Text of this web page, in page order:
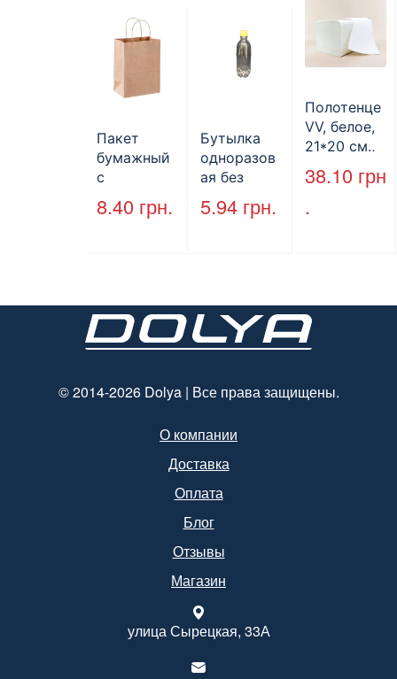
полистиро
л, черный,
250 шт./уп.
Пакет
бумажный
с
кручеными
ручками,
8.40 грн.
Бутылка
одноразов
ая без
крышки,
ПЕТ, V=500
5.94 грн.
Полотенце
VV, белое,
21*20 см.,
160 л.
38.10 грн
.
© 2014-2026 Dolya | Все права защищены.
О компании
Доставка
Оплата
Блог
Отзывы
Магазин
улица Сырецкая, 33А